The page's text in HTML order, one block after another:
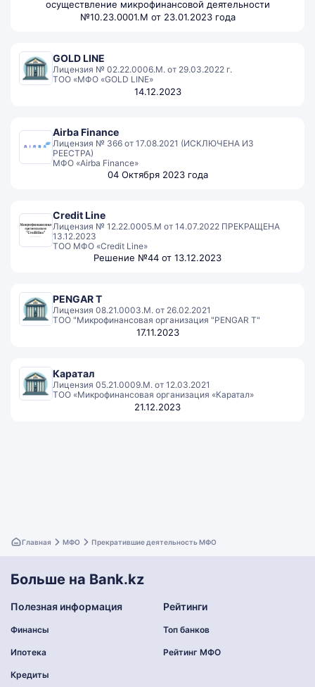
осуществление микрофинансовой деятельности
№10.23.0001.M от 23.01.2023 года
GOLD LINE
Лицензия № 02.22.0006.М. от 29.03.2022 г.
ТОО «МФО «GOLD LINE»
14.12.2023
Airba Finance
Лицензия № 366 от 17.08.2021 (ИСКЛЮЧЕНА ИЗ
РЕЕСТРА)
МФО «Airba Finance»
04 Октября 2023 года
Credit Line
Лицензия № 12.22.0005.М от 14.07.2022 ПРЕКРАЩЕНА
13.12.2023
ТОО МФО «Credit Line»
Решение №44 от 13.12.2023
PENGAR T
Лицензия 08.21.0003.М. от 26.02.2021
ТОО "Микрофинансовая организация "PENGAR T"
17.11.2023
Каратал
Лицензия 05.21.0009.М. от 12.03.2021
ТОО «Микрофинансовая организация «Каратал»
21.12.2023
Главная МФО Прекратившие деятельность МФО
Больше на Bank.kz
Полезная информация
Финансы
Ипотека
Кредиты
Рейтинги
Топ банков
Рейтинг МФО